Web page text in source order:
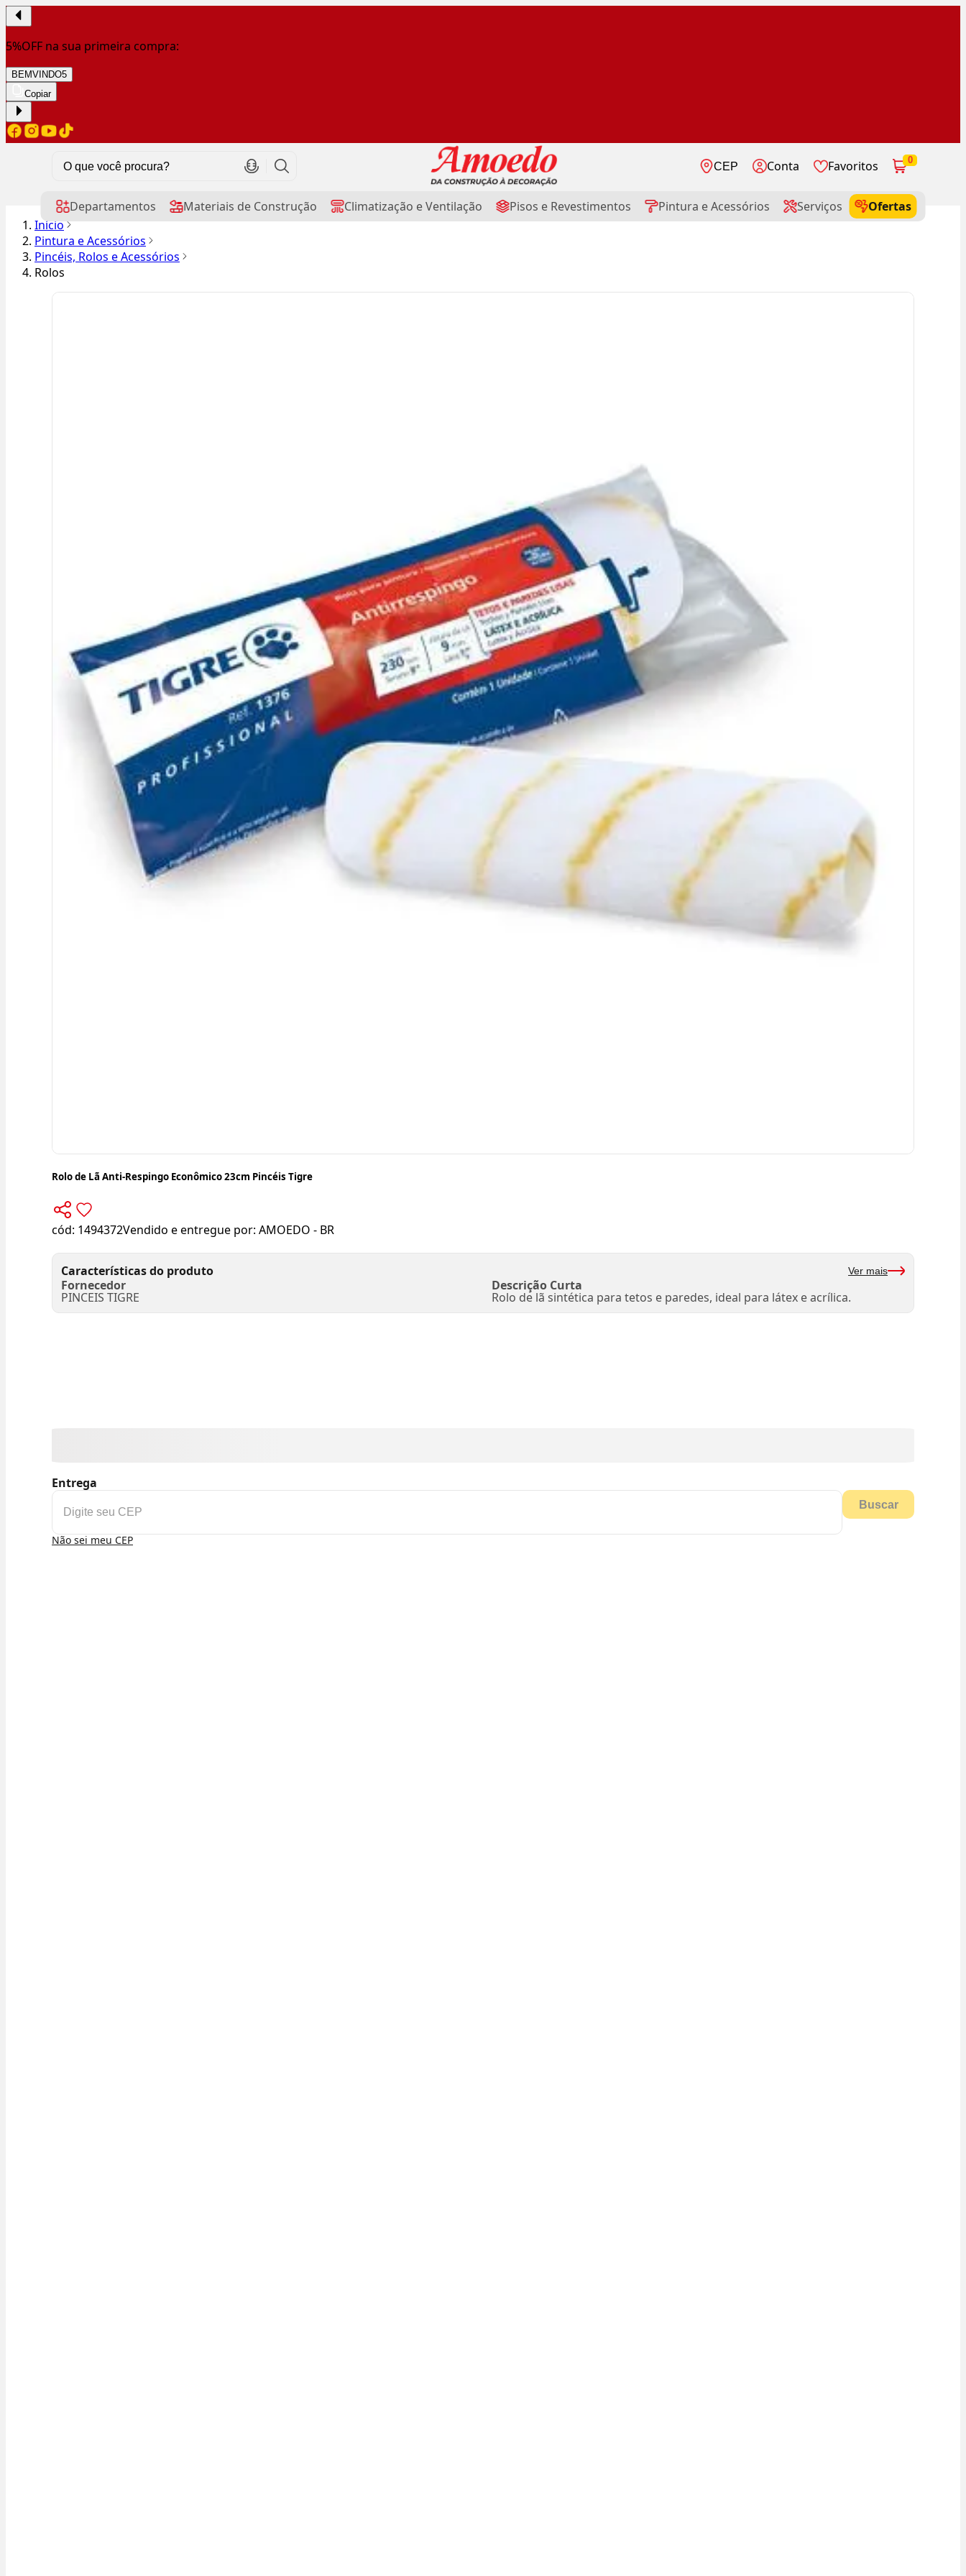
5%OFF na sua primeira compra:
BEMVINDO5
Copiar
CEP Conta Favoritos 0
Departamentos Materiais de Construção Climatização e Ventilação Pisos e Revestimentos Pintura e Acessórios Serviços
Ofertas
Início
Pintura e Acessórios
Pincéis, Rolos e Acessórios
Rolos
Rolo de Lã Anti-Respingo Econômico 23cm Pincéis Tigre
cód: 1494372Vendido e entregue por: AMOEDO - BR
Características do produto Ver mais
Fornecedor
PINCEIS TIGRE
Descrição Curta
Rolo de lã sintética para tetos e paredes, ideal para látex e acrílica.
Entrega
Buscar
Não sei meu CEP